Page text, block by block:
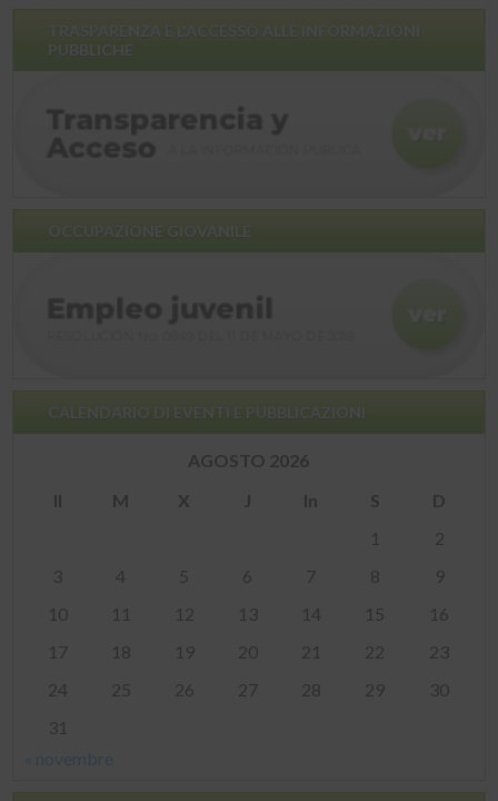
PUBBLICHE
OCCUPAZIONE GIOVANILE
CALENDARIO DI EVENTI E PUBBLICAZIONI
AGOSTO 2026
Il
M X J In S
D
1
2
3
4 5 6 7 8
9
10
11 12 13 14 15
16
17
18 19 20 21 22
23
24
25 26 27 28 29
30
31